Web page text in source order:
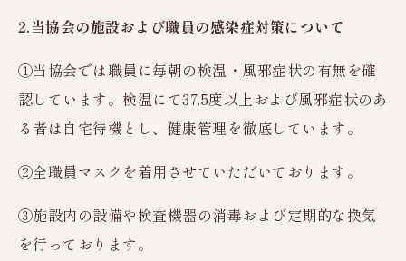
2.当協会の施設および職員の感染症対策について
①当協会では職員に毎朝の検温・風邪症状の有無を確
認しています。検温にて37.5度以上および風邪症状のあ
る者は自宅待機とし、健康管理を徹底しています。
②全職員マスクを着用させていただいております。
③施設内の設備や検査機器の消毒および定期的な換気
を行っております。